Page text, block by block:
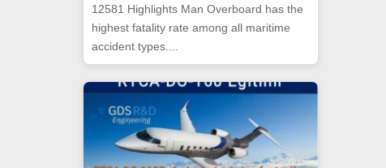
12581 Highlights Man Overboard has the
highest fatality rate among all maritime
accident types....